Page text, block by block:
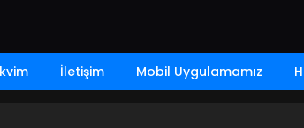
İletişim Mobil Uygulamamız